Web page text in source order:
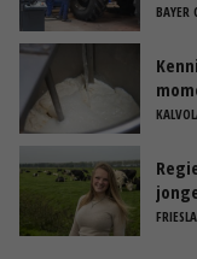
BAYER